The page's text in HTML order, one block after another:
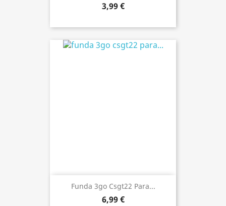
3,99 €
Funda 3go Csgt22 Para...
6,99 €